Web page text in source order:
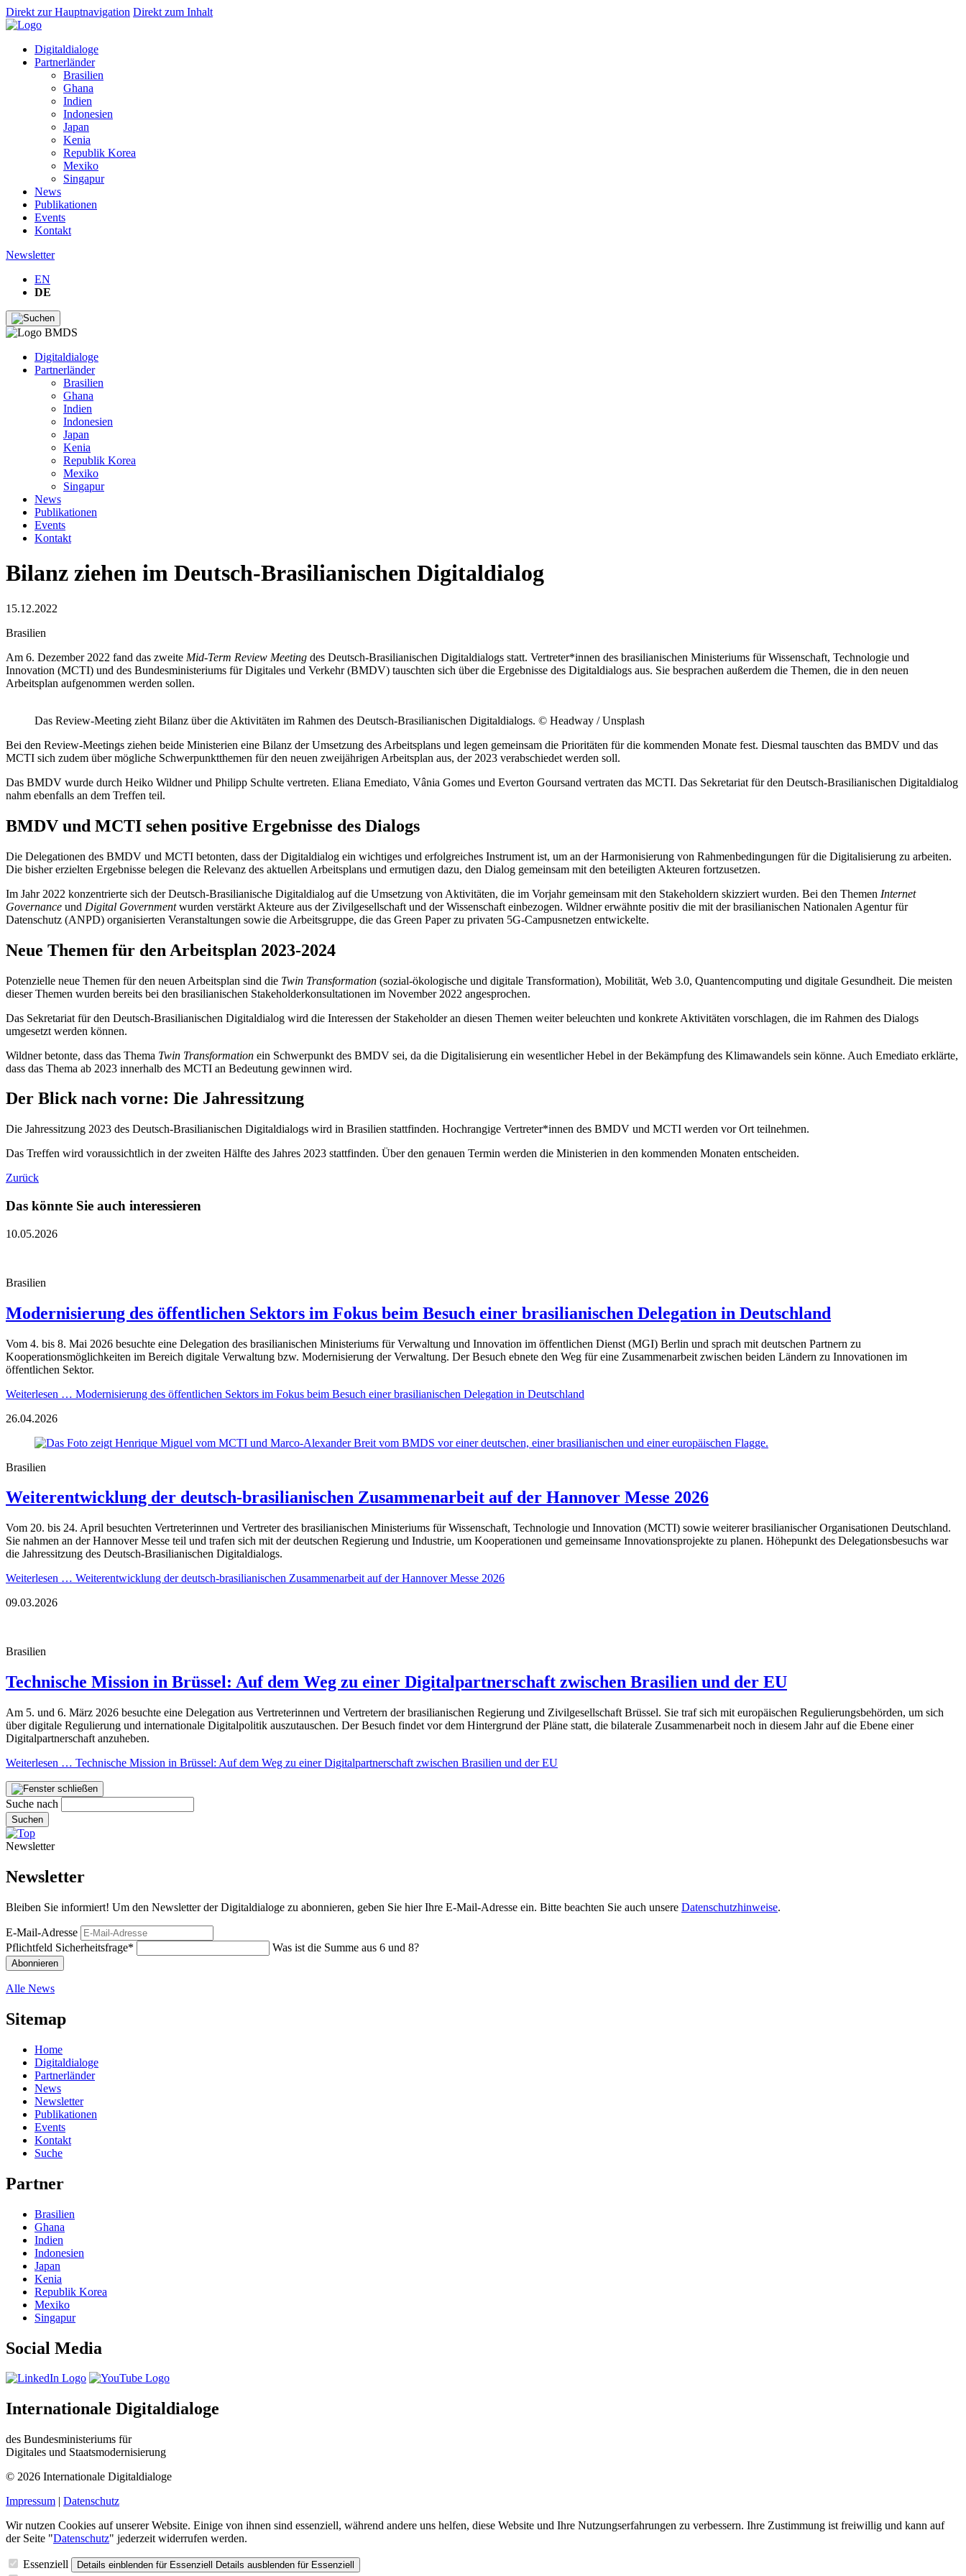
Direkt zur Hauptnavigation Direkt zum Inhalt
Digitaldialoge
Partnerländer
Brasilien
Ghana
Indien
Indonesien
Japan
Kenia
Republik Korea
Mexiko
Singapur
News
Publikationen
Events
Kontakt
Newsletter
EN
DE
Digitaldialoge
Partnerländer
Brasilien
Ghana
Indien
Indonesien
Japan
Kenia
Republik Korea
Mexiko
Singapur
News
Publikationen
Events
Kontakt
Bilanz ziehen im Deutsch-Brasilianischen Digitaldialog
15.12.2022
Brasilien
Am 6. Dezember 2022 fand das zweite Mid-Term Review Meeting des Deutsch-Brasilianischen Digitaldialogs statt. Vertreter*innen des brasilianischen Ministeriums für Wissenschaft, Technologie und
Innovation (MCTI) und des Bundesministeriums für Digitales und Verkehr (BMDV) tauschten sich über die Ergebnisse des Digitaldialogs aus. Sie besprachen außerdem die Themen, die in den neuen
Arbeitsplan aufgenommen werden sollen.
Das Review-Meeting zieht Bilanz über die Aktivitäten im Rahmen des Deutsch-Brasilianischen Digitaldialogs. © Headway / Unsplash
Bei den Review-Meetings ziehen beide Ministerien eine Bilanz der Umsetzung des Arbeitsplans und legen gemeinsam die Prioritäten für die kommenden Monate fest. Diesmal tauschten das BMDV und das
MCTI sich zudem über mögliche Schwerpunktthemen für den neuen zweijährigen Arbeitsplan aus, der 2023 verabschiedet werden soll.
Das BMDV wurde durch Heiko Wildner und Philipp Schulte vertreten. Eliana Emediato, Vânia Gomes und Everton Goursand vertraten das MCTI. Das Sekretariat für den Deutsch-Brasilianischen Digitaldialog
nahm ebenfalls an dem Treffen teil.
BMDV und MCTI sehen positive Ergebnisse des Dialogs
Die Delegationen des BMDV und MCTI betonten, dass der Digitaldialog ein wichtiges und erfolgreiches Instrument ist, um an der Harmonisierung von Rahmenbedingungen für die Digitalisierung zu arbeiten.
Die bisher erzielten Ergebnisse belegen die Relevanz des aktuellen Arbeitsplans und ermutigen dazu, den Dialog gemeinsam mit den beteiligten Akteuren fortzusetzen.
Im Jahr 2022 konzentrierte sich der Deutsch-Brasilianische Digitaldialog auf die Umsetzung von Aktivitäten, die im Vorjahr gemeinsam mit den Stakeholdern skizziert wurden. Bei den Themen Internet
Governance und Digital Governmentwurden verstärkt Akteure aus der Zivilgesellschaft und der Wissenschaft einbezogen. Wildner erwähnte positiv die mit der brasilianischen Nationalen Agentur für
Datenschutz (ANPD) organisierten Veranstaltungen sowie die Arbeitsgruppe, die das Green Paper zu privaten 5G-Campusnetzen entwickelte.
Neue Themen für den Arbeitsplan 2023-2024
Potenzielle neue Themen für den neuen Arbeitsplan sind die Twin Transformation (sozial-ökologische und digitale Transformation), Mobilität, Web 3.0, Quantencomputing und digitale Gesundheit. Die meisten
dieser Themen wurden bereits bei den brasilianischen Stakeholderkonsultationen im November 2022 angesprochen.
Das Sekretariat für den Deutsch-Brasilianischen Digitaldialog wird die Interessen der Stakeholder an diesen Themen weiter beleuchten und konkrete Aktivitäten vorschlagen, die im Rahmen des Dialogs
umgesetzt werden können.
Wildner betonte, dass das Thema Twin Transformation ein Schwerpunkt des BMDV sei, da die Digitalisierung ein wesentlicher Hebel in der Bekämpfung des Klimawandels sein könne. Auch Emediato erklärte,
dass das Thema ab 2023 innerhalb des MCTI an Bedeutung gewinnen wird.
Der Blick nach vorne: Die Jahressitzung
Die Jahressitzung 2023 des Deutsch-Brasilianischen Digitaldialogs wird in Brasilien stattfinden. Hochrangige Vertreter*innen des BMDV und MCTI werden vor Ort teilnehmen.
Das Treffen wird voraussichtlich in der zweiten Hälfte des Jahres 2023 stattfinden. Über den genauen Termin werden die Ministerien in den kommenden Monaten entscheiden.
Zurück
Das könnte Sie auch interessieren
10.05.2026
Brasilien
Modernisierung des öffentlichen Sektors im Fokus beim Besuch einer brasilianischen Delegation in Deutschland
Vom 4. bis 8. Mai 2026 besuchte eine Delegation des brasilianischen Ministeriums für Verwaltung und Innovation im öffentlichen Dienst (MGI) Berlin und sprach mit deutschen Partnern zu
Kooperationsmöglichkeiten im Bereich digitale Verwaltung bzw. Modernisierung der Verwaltung. Der Besuch ebnete den Weg für eine Zusammenarbeit zwischen beiden Ländern zu Innovationen im
öffentlichen Sektor.
Weiterlesen … Modernisierung des öffentlichen Sektors im Fokus beim Besuch einer brasilianischen Delegation in Deutschland
26.04.2026
Brasilien
Weiterentwicklung der deutsch-brasilianischen Zusammenarbeit auf der Hannover Messe 2026
Vom 20. bis 24. April besuchten Vertreterinnen und Vertreter des brasilianischen Ministeriums für Wissenschaft, Technologie und Innovation (MCTI) sowie weiterer brasilianischer Organisationen Deutschland.
Sie nahmen an der Hannover Messe teil und trafen sich mit der deutschen Regierung und Industrie, um Kooperationen und gemeinsame Innovationsprojekte zu planen. Höhepunkt des Delegationsbesuchs war
die Jahressitzung des Deutsch-Brasilianischen Digitaldialogs.
Weiterlesen … Weiterentwicklung der deutsch-brasilianischen Zusammenarbeit auf der Hannover Messe 2026
09.03.2026
Brasilien
Technische Mission in Brüssel: Auf dem Weg zu einer Digitalpartnerschaft zwischen Brasilien und der EU
Am 5. und 6. März 2026 besuchte eine Delegation aus Vertreterinnen und Vertretern der brasilianischen Regierung und Zivilgesellschaft Brüssel. Sie traf sich mit europäischen Regulierungsbehörden, um sich
über digitale Regulierung und internationale Digitalpolitik auszutauschen. Der Besuch findet vor dem Hintergrund der Pläne statt, die bilaterale Zusammenarbeit noch in diesem Jahr auf die Ebene einer
Digitalpartnerschaft anzuheben.
Weiterlesen … Technische Mission in Brüssel: Auf dem Weg zu einer Digitalpartnerschaft zwischen Brasilien und der EU
Suche nach
Suchen
Newsletter
Newsletter
Bleiben Sie informiert! Um den Newsletter der Digitaldialoge zu abonnieren, geben Sie hier Ihre E-Mail-Adresse ein. Bitte beachten Sie auch unsere Datenschutzhinweise.
E-Mail-Adresse
Pflichtfeld Sicherheitsfrage* Was ist die Summe aus 6 und 8?
Abonnieren
Alle News
Sitemap
Home
Digitaldialoge
Partnerländer
News
Newsletter
Publikationen
Events
Kontakt
Suche
Partner
Brasilien
Ghana
Indien
Indonesien
Japan
Kenia
Republik Korea
Mexiko
Singapur
Social Media
Internationale Digitaldialoge
des Bundesministeriums für
Digitales und Staatsmodernisierung
© 2026 Internationale Digitaldialoge
Impressum | Datenschutz
Wir nutzen Cookies auf unserer Website. Einige von ihnen sind essenziell, während andere uns helfen, diese Website und Ihre Nutzungserfahrungen zu verbessern. Ihre Zustimmung ist freiwillig und kann auf
der Seite "Datenschutz" jederzeit widerrufen werden.
Essenziell Details einblenden für Essenziell Details ausblenden für Essenziell